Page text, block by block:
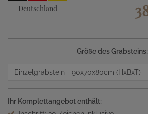
Deutschland
Größe des Grabsteins:
Einzelgrabstein - 90x70x80cm (HxBxT)
Ihr Komplettangebot enthält: